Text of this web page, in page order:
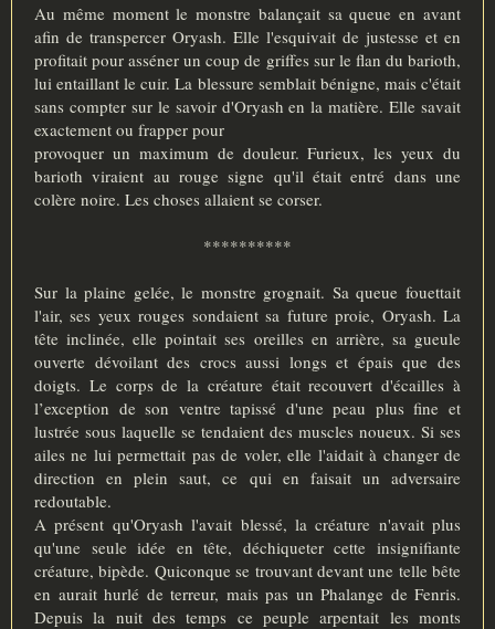
Au même moment le monstre balançait sa queue en avant
afin de transpercer Oryash. Elle l'esquivait de justesse et en
profitait pour asséner un coup de griffes sur le flan du barioth,
lui entaillant le cuir. La blessure semblait bénigne, mais c'était
sans compter sur le savoir d'Oryash en la matière. Elle savait
exactement ou frapper pour
provoquer un maximum de douleur. Furieux, les yeux du
barioth viraient au rouge signe qu'il était entré dans une
colère noire. Les choses allaient se corser.
**********
Sur la plaine gelée, le monstre grognait. Sa queue fouettait
l'air, ses yeux rouges sondaient sa future proie, Oryash. La
tête inclinée, elle pointait ses oreilles en arrière, sa gueule
ouverte dévoilant des crocs aussi longs et épais que des
doigts. Le corps de la créature était recouvert d'écailles à
l’exception de son ventre tapissé d'une peau plus fine et
lustrée sous laquelle se tendaient des muscles noueux. Si ses
ailes ne lui permettait pas de voler, elle l'aidait à changer de
direction en plein saut, ce qui en faisait un adversaire
redoutable.
A présent qu'Oryash l'avait blessé, la créature n'avait plus
qu'une seule idée en tête, déchiqueter cette insignifiante
créature, bipède. Quiconque se trouvant devant une telle bête
en aurait hurlé de terreur, mais pas un Phalange de Fenris.
Depuis la nuit des temps ce peuple arpentait les monts